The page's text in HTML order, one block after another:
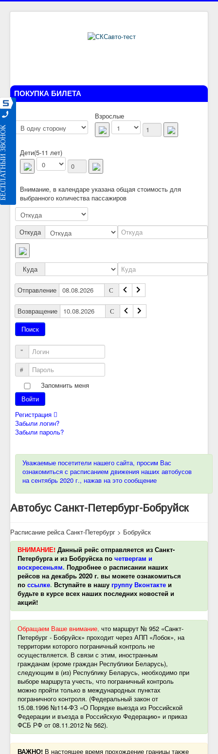
БЕСПЛАТНЫЙ ЗВОНОК
ПОКУПКА БИЛЕТА
Взрослые
Дети(5-11 лет)
Внимание, в календаре указана общая стоимость для
выбранного количества пассажиров
Откуда
Куда
Отправление
Возвращение
Логин
Пароль
Запомнить меня
Войти
Регистрация
Забыли логин?
Забыли пароль?
Уважаемые посетители нашего сайта, просим Вас
ознакомиться с расписанием движения наших автобусов
на сентябрь 2020 г., нажав на это сообщение
Автобус Санкт-Петербург-Бобруйск
Расписание рейса Санкт-Петербург > Бобруйск
ВНИМАНИЕ! Данный рейс отправляется из Санкт-
Петербурга и из Бобруйска по четвергам и
воскресеньям. Подробнее о расписании наших
рейсов на декабрь 2020 г. вы можете ознакомиться
по ссылке. Вступайте в нашу группу Вконтакте и
будьте в курсе всех наших последних новостей и
акций!
Обращаем Ваше внимание, что маршрут № 952 «Санкт-
Петербург - Бобруйск» проходит через АПП «Лобок», на
территории которого пограничный контроль не
осуществляется. В связи с этим, иностранным
гражданам (кроме граждан Республики Беларусь),
следующим в (из) Республику Беларусь, необходимо при
выборе маршрута учесть, что пограничный контроль
можно пройти только в международных пунктах
пограничного контроля. (Федеральный закон от
15.08.1996 №114-ФЗ «О Порядке выезда из Российской
Федерации и въезда в Российскую Федерацию» и приказ
ФСБ РФ от 08.11.2012 № 562).
ВАЖНО! В настоящее время прохождение границы также